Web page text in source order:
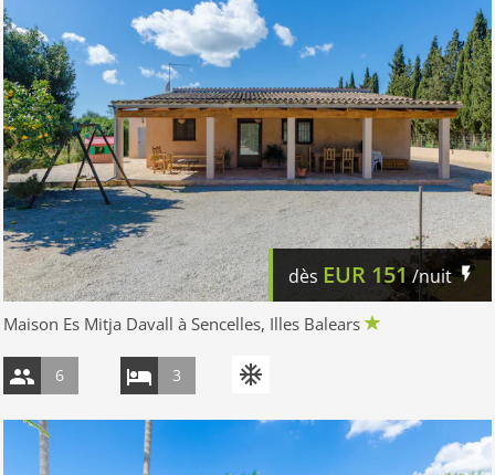
dès EUR 151/nuit
Maison Es Mitja Davall à Sencelles, Illes Balears
6 3